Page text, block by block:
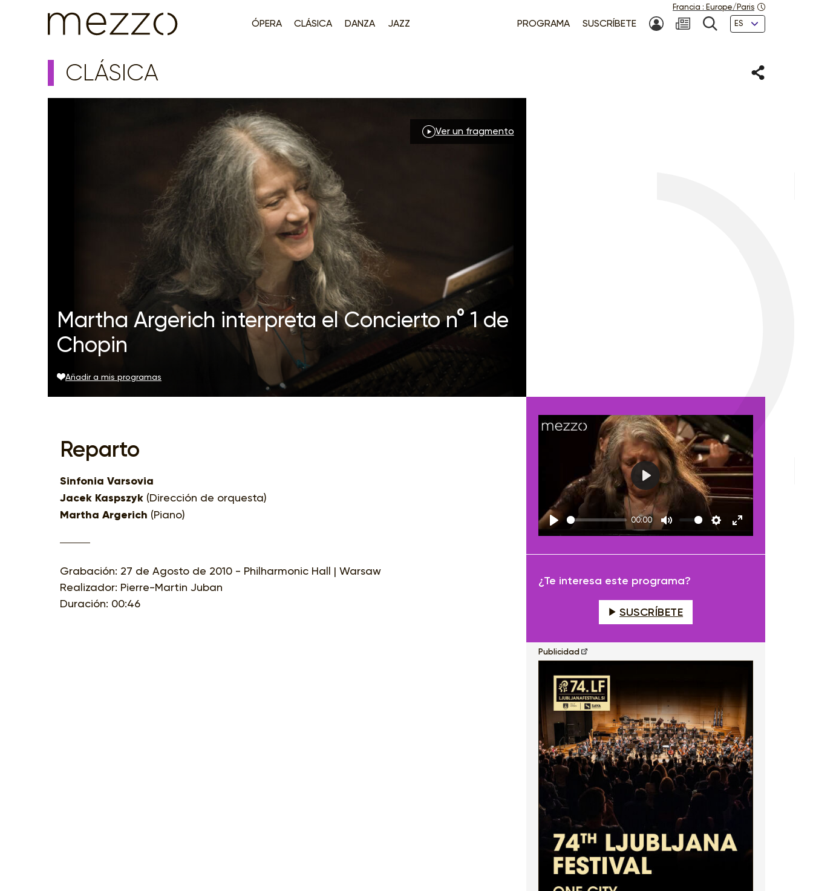
ÓPERA CLÁSICA DANZA JAZZ PROGRAMA SUSCRÍBETE MI CUENTANEWSLETTER
BÚSQUEDA
Idiomas
Francia : Europe/Paris
CLÁSICA Compartir
Martha Argerich interpreta el Concierto n° 1 de
Chopin
Ver un fragmento
Añadir a mis programas
Reparto
Sinfonia Varsovia
Jacek Kaspszyk (Dirección de orquesta)
Martha Argerich (Piano)
Grabación: 27 de Agosto de 2010 - Philharmonic Hall | Warsaw
Realizador: Pierre-Martin Juban
Duración: 00:46
Play
00:00
Mute Settings
Enter
fullscreen
Play
¿Te interesa este programa?
SUSCRÍBETE
Publicidad